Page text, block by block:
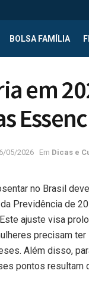
BOLSA FAMÍLIA
em
05/2026 Em Dicas e
no Brasil
Previdência de
ajuste visa
precisam
Além disso,
pontos